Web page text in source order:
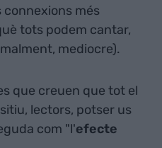
connexions més
tots podem cantar,
mediocre).
que creuen que tot el
lectors, potser us
com "l'efecte